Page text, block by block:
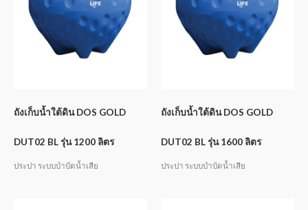
ถังเก็บน้ำใต้ดิน DOS GOLD
DUT02 BL รุ่น 1200 ลิตร
ประปา ระบบบำบัดน้ำเสีย
ถังเก็บน้ำใต้ดิน DOS GOLD
DUT02 BL รุ่น 1600 ลิตร
ประปา ระบบบำบัดน้ำเสีย